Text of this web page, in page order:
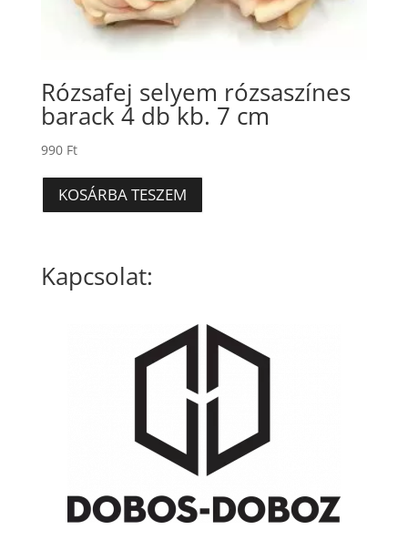
Rózsafej selyem rózsaszínes
barack 4 db kb. 7 cm
990 Ft
KOSÁRBA TESZEM
Kapcsolat: